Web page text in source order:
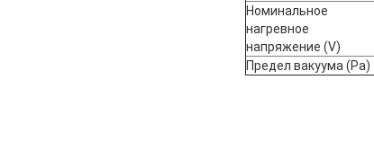
Номинальное
нагревное
напряжение (V)
Предел вакуума (Pa)